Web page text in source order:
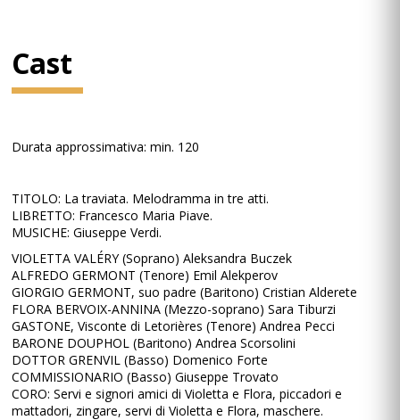
Cast
Durata approssimativa: min. 120
TITOLO: La traviata. Melodramma in tre atti.
LIBRETTO: Francesco Maria Piave.
MUSICHE: Giuseppe Verdi.
VIOLETTA VALÉRY (Soprano) Aleksandra Buczek
ALFREDO GERMONT (Tenore) Emil Alekperov
GIORGIO GERMONT, suo padre (Baritono) Cristian Alderete
FLORA BERVOIX-ANNINA (Mezzo-soprano) Sara Tiburzi
GASTONE, Visconte di Letorières (Tenore) Andrea Pecci
BARONE DOUPHOL (Baritono) Andrea Scorsolini
DOTTOR GRENVIL (Basso) Domenico Forte
COMMISSIONARIO (Basso) Giuseppe Trovato
CORO: Servi e signori amici di Violetta e Flora, piccadori e
mattadori, zingare, servi di Violetta e Flora, maschere.